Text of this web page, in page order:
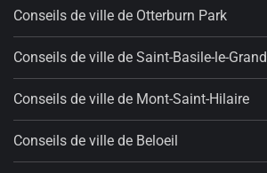
Conseils de ville de Otterburn Park
Conseils de ville de Saint-Basile-le-Grand
Conseils de ville de Mont-Saint-Hilaire
Conseils de ville de Beloeil